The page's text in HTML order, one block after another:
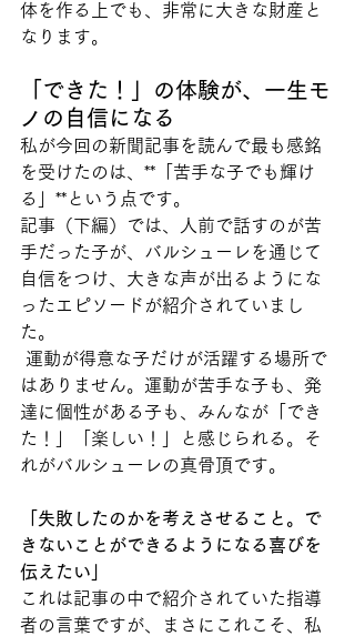
体を作る上でも、非常に大きな財産と
なります。
「できた！」の体験が、一生モ
ノの自信になる
私が今回の新聞記事を読んで最も感銘
を受けたのは、**「苦手な子でも輝け
る」**という点です。
記事（下編）では、人前で話すのが苦
手だった子が、バルシューレを通じて
自信をつけ、大きな声が出るようにな
ったエピソードが紹介されていまし
た。
はありません。運動が苦手な子も、発
達に個性がある子も、みんなが「でき
た！」「楽しい！」と感じられる。そ
れがバルシューレの真骨頂です。
「失敗したのかを考えさせること。で
きないことができるようになる喜びを
伝えたい」
これは記事の中で紹介されていた指導
者の言葉ですが、まさにこれこそ、私